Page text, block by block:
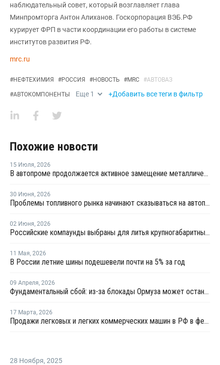
наблюдательный совет, который возглавляет глава
Минпромторга Антон Алиханов. Госкорпорация ВЭБ.РФ
курирует ФРП в части координации его работы в системе
институтов развития РФ.
mrc.ru
#НЕФТЕХИМИЯ #РОССИЯ #НОВОСТЬ #MRC #АВТОВАЗ
#АВТОКОМПОНЕНТЫ Еще 1 +Добавить все теги в фильтр
Похожие новости
15 Июля, 2026
В автопроме продолжается активное замещение металлических компонентов конструкционными полимерами
30 Июня, 2026
Проблемы топливного рынка начинают сказываться на автоперевозках
02 Июня, 2026
Российские компаунды выбраны для литья крупногабаритных автокомпонентов BELGEE
11 Мая, 2026
В России летние шины подешевели почти на 5% за год
09 Апреля, 2026
Фундаментальный сбой: из-за блокады Ормуза может остановиться производство автомобилей
17 Марта, 2026
Продажи легковых и легких коммерческих машин в РФ в феврале выросли на 1,2% год к году
28 Ноября, 2025